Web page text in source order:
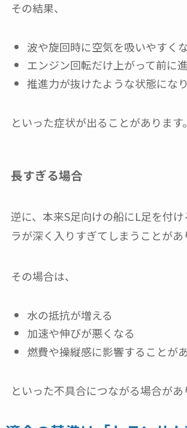
その結果、
波や旋回時に空気を吸いやすく
エンジン回転だけ上がって前に
推進力が抜けたような状態にな
といった症状が出ることがあります。
長すぎる場合
逆に、本来S足向けの船にL足を付
ラが深く入りすぎてしまうことがあ
その場合は、
水の抵抗が増える
加速や伸びが悪くなる
燃費や操縦感に影響することが
といった不具合につながる場合があ